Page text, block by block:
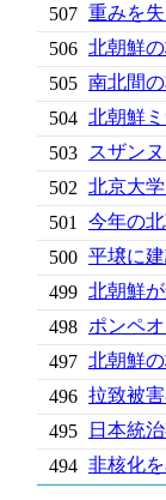
507 重みを
506 北朝鮮
505 南北間
504 北朝鮮
503
スザン
502 北京大
501 今年の
500 平壌に
499 北朝鮮
498 ポンペ
497 北朝鮮
496 拉致被
495
日本統
494 非核化